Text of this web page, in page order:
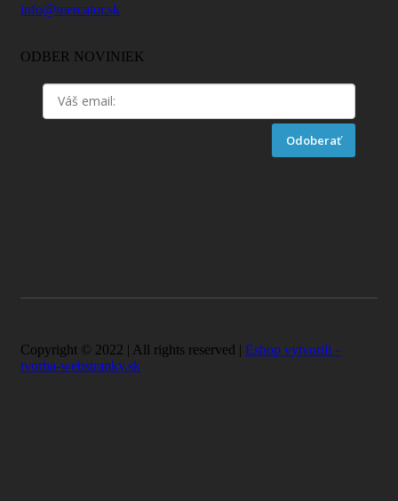
info@mercator.sk
ODBER NOVINIEK
Odoberať
Copyright © 2022 | All rights reserved | Eshop vytvorili –
tvorba-webstranky.sk